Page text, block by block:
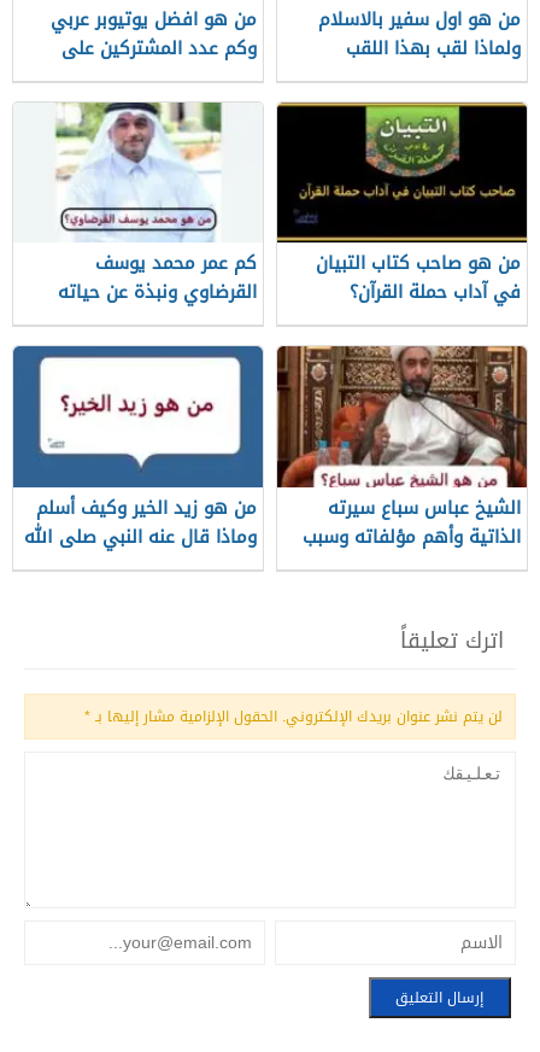
من هو اول سفير بالاسلام
ولماذا لقب بهذا اللقب
من هو افضل يوتيوبر عربي
وكم عدد المشتركين على
قناته الرسمية
من هو صاحب كتاب التبيان
في آداب حملة القرآن؟
كم عمر محمد يوسف
القرضاوي ونبذة عن حياته
الشيخ عباس سباع سيرته
الذاتية وأهم مؤلفاته وسبب
وفاته
من هو زيد الخير وكيف أسلم
وماذا قال عنه النبي صلى الله
عليه وسلم؟
اترك تعليقاً
لن يتم نشر عنوان بريدك الإلكتروني. الحقول الإلزامية مشار إليها بـ*